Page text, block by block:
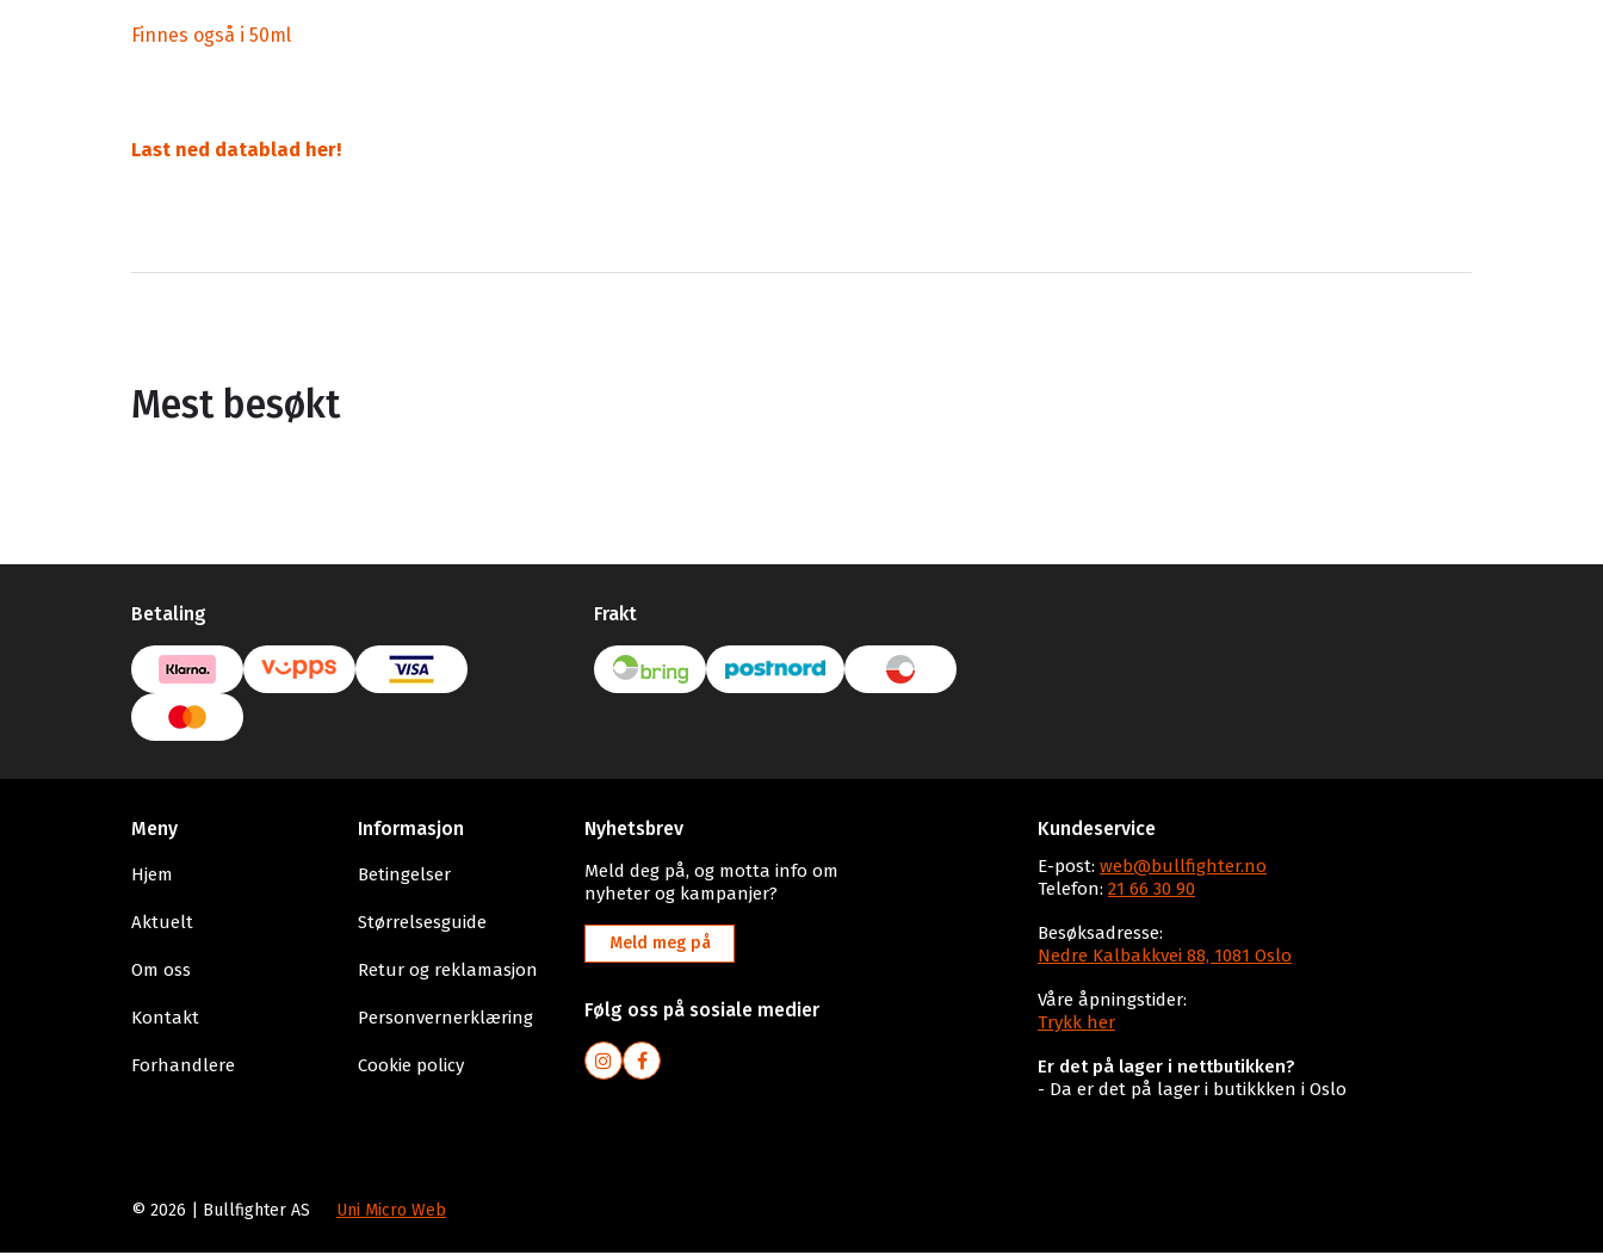
Finnes også i 50ml
Last ned datablad her!
Mest besøkt
Betaling Frakt
Meny
Hjem
Aktuelt
Om oss
Kontakt
Forhandlere
Informasjon
Betingelser
Størrelsesguide
Retur og reklamasjon
Personvernerklæring
Cookie policy
Nyhetsbrev
Meld deg på, og motta info om
nyheter og kampanjer?
Meld meg på
Følg oss på sosiale medier
Kundeservice
E-post: web@bullfighter.no
Telefon: 21 66 30 90
Besøksadresse:
Nedre Kalbakkvei 88, 1081 Oslo
Våre åpningstider:
Trykk her
Er det på lager i nettbutikken?
- Da er det på lager i butikkken i Oslo
© 2026 | Bullfighter AS Uni Micro Web